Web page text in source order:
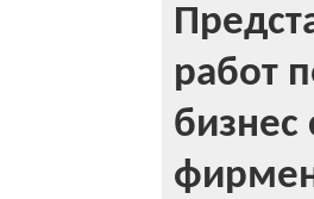
работ
бизнес